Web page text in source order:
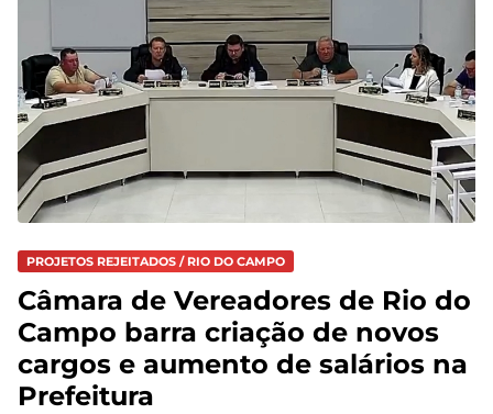
PROJETOS REJEITADOS / RIO DO CAMPO
Câmara de Vereadores de Rio do
Campo barra criação de novos
cargos e aumento de salários na
Prefeitura